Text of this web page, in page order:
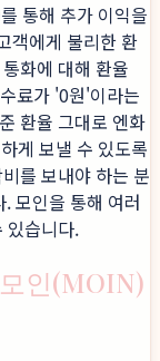
통해 추가 이익을
객에게 불리한 환
화에 대해 환율
료가 '0원'이라는
환율 그대로 엔화
게 보낼 수 있도록
를 보내야 하는 분
모인을 통해 여러
있습니다.
모인(MOIN)